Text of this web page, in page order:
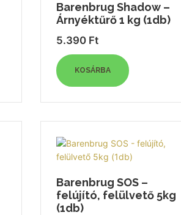
Barenbrug Shadow –
Árnyéktűrő 1 kg (1db)
5.390 Ft
KOSÁRBA
Barenbrug SOS –
felújító, felülvető 5kg
(1db)